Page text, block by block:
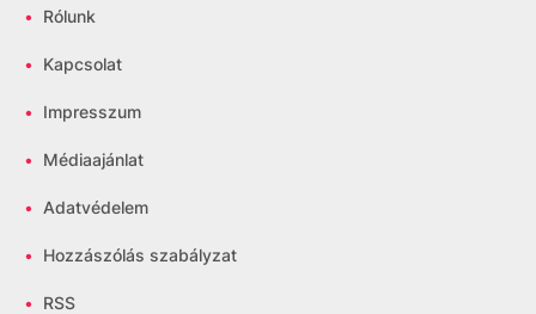
• Rólunk
• Kapcsolat
• Impresszum
• Médiaajánlat
• Adatvédelem
• Hozzászólás szabályzat
• RSS